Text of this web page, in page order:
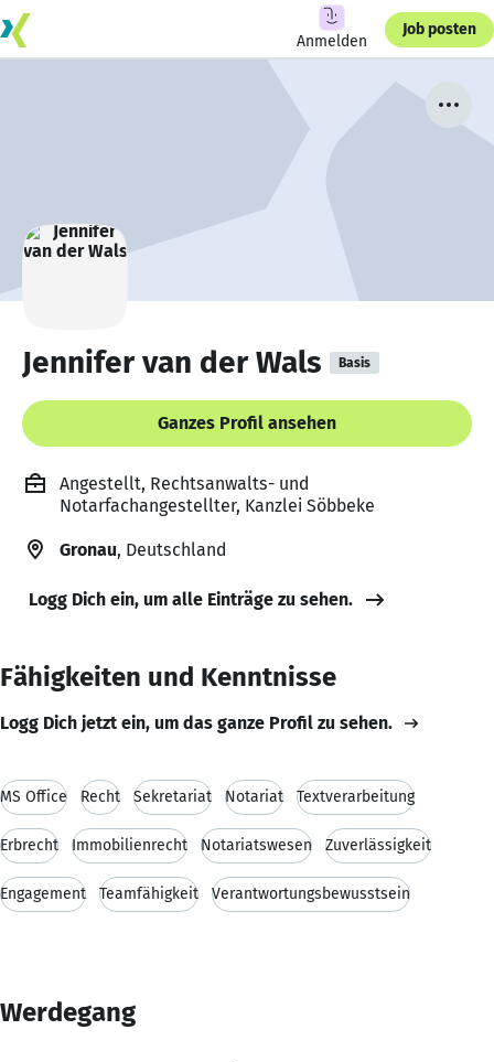
Anmelden
Job posten
Jennifer van der Wals Basis
Ganzes Profil ansehen
Angestellt, Rechtsanwalts- und
Notarfachangestellter, Kanzlei Söbbeke
Gronau, Deutschland
Logg Dich ein, um alle Einträge zu sehen.
Fähigkeiten und Kenntnisse
Logg Dich jetzt ein, um das ganze Profil zu sehen.
MS Office Recht Sekretariat Notariat Textverarbeitung
Erbrecht Immobilienrecht Notariatswesen Zuverlässigkeit
Engagement Teamfähigkeit Verantwortungsbewusstsein
Werdegang